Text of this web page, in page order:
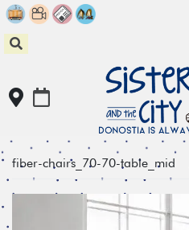
Skip
to
content
fiber-chairs_70-70-table_mid